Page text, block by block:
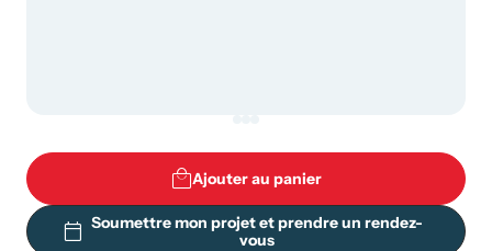
Ajouter au panier
Soumettre mon projet et prendre un rendez-
vous